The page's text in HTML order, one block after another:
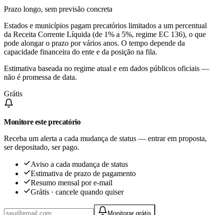
Prazo longo, sem previsão concreta
Estados e municípios pagam precatórios limitados a um percentual
da Receita Corrente Líquida (de 1% a 5%, regime EC 136), o que
pode alongar o prazo por vários anos. O tempo depende da
capacidade financeira do ente e da posição na fila.
Estimativa baseada no regime atual e em dados públicos oficiais —
não é promessa de data.
Grátis
Monitore este precatório
Receba um alerta a cada mudança de status — entrar em proposta,
ser depositado, ser pago.
Aviso a cada mudança de status
Estimativa de prazo de pagamento
Resumo mensal por e-mail
Grátis · cancele quando quiser
Monitorar grátis